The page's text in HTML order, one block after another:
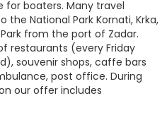
for boaters. Many travel
National Park Kornati, Krka,
from the port of Zadar.
restaurants (every Friday
souvenir shops, caffe bars
post office. During
our offer includes